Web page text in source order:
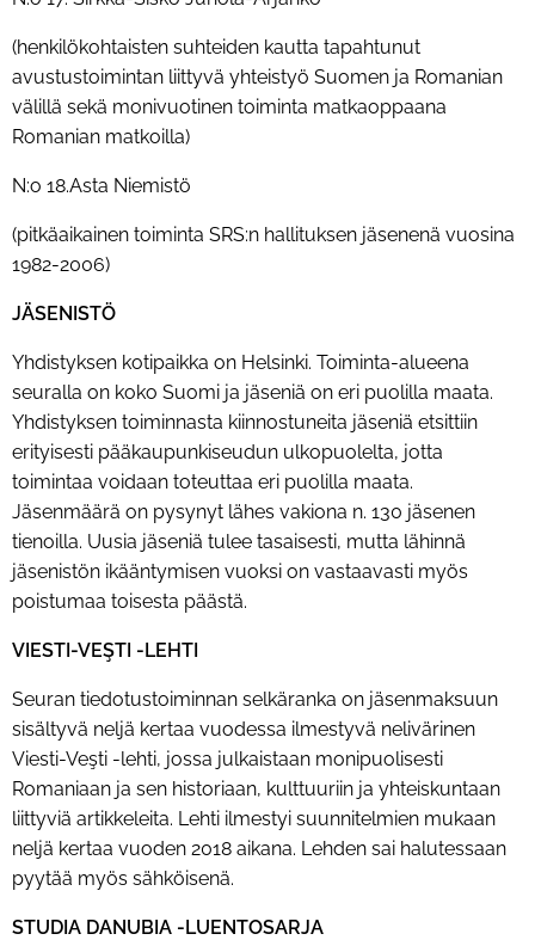
(henkilökohtaisten suhteiden kautta tapahtunut
avustustoimintan liittyvä yhteistyö Suomen ja Romanian
välillä sekä monivuotinen toiminta matkaoppaana
Romanian matkoilla)
N:o 18.Asta Niemistö
(pitkäaikainen toiminta SRS:n hallituksen jäsenenä vuosina
1982-2006)
JÄSENISTÖ
Yhdistyksen kotipaikka on Helsinki. Toiminta-alueena
seuralla on koko Suomi ja jäseniä on eri puolilla maata.
Yhdistyksen toiminnasta kiinnostuneita jäseniä etsittiin
erityisesti pääkaupunkiseudun ulkopuolelta, jotta
toimintaa voidaan toteuttaa eri puolilla maata.
Jäsenmäärä on pysynyt lähes vakiona n. 130 jäsenen
tienoilla. Uusia jäseniä tulee tasaisesti, mutta lähinnä
jäsenistön ikääntymisen vuoksi on vastaavasti myös
poistumaa toisesta päästä.
VIESTI-VEŞTI -LEHTI
Seuran tiedotustoiminnan selkäranka on jäsenmaksuun
sisältyvä neljä kertaa vuodessa ilmestyvä nelivärinen
Viesti-Veşti -lehti, jossa julkaistaan monipuolisesti
Romaniaan ja sen historiaan, kulttuuriin ja yhteiskuntaan
liittyviä artikkeleita. Lehti ilmestyi suunnitelmien mukaan
neljä kertaa vuoden 2018 aikana. Lehden sai halutessaan
pyytää myös sähköisenä.
STUDIA DANUBIA -LUENTOSARJA